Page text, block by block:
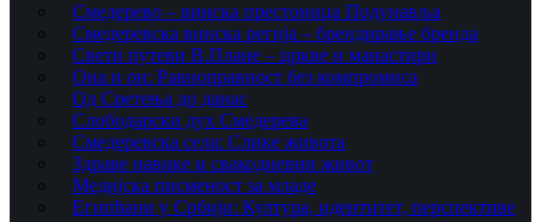
Смедерево – винска престоница Подунавља
Смедеревска винска регија – брендирање бренда
Свети путеви В.Плане – цркве и манастири
Она и он: Равноправност без компромиса
Од Сретења до данас
Слободарски дух Смедерева
Смедеревска села: Слике живота
Здраве навике и свакодневни живот
Медијска писменост за младе
Египћани у Србији: Култура, идентитет, перспективе